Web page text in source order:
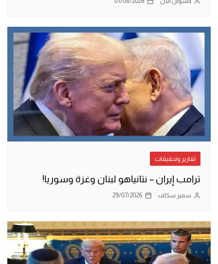
تقارير وتحقيقات
ترامب إيران – نتانياهو لبنان وغزة وسوريا!
سمير سكاف 29/07/2026